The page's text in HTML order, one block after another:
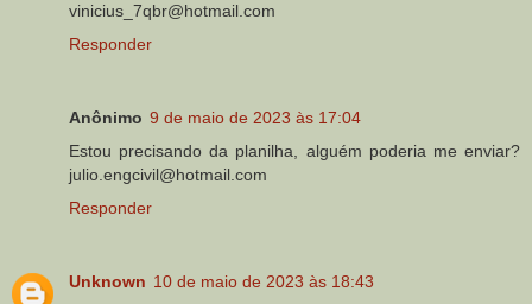
vinicius_7qbr@hotmail.com
Responder
Anônimo 9 de maio de 2023 às 17:04
Estou precisando da planilha, alguém poderia me enviar?
julio.engcivil@hotmail.com
Responder
Unknown 10 de maio de 2023 às 18:43